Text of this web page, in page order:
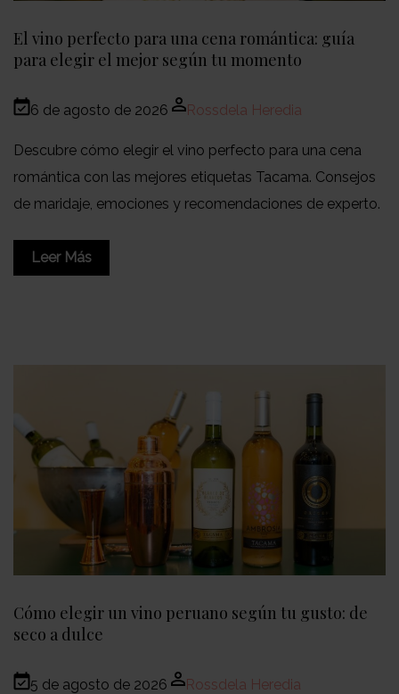
El vino perfecto para una cena romántica: guía
para elegir el mejor según tu momento
6 de agosto de 2026 Rossdela Heredia
Descubre cómo elegir el vino perfecto para una cena
romántica con las mejores etiquetas Tacama. Consejos
de maridaje, emociones y recomendaciones de experto.
Leer Más
Cómo elegir un vino peruano según tu gusto: de
seco a dulce
5 de agosto de 2026 Rossdela Heredia